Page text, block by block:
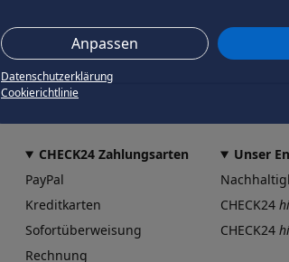
Anpassen
Datenschutzerklärung
Cookierichtlinie
CHECK24 Zahlungsarten
PayPal
Kreditkarten
Sofortüberweisung
Rechnung
Unser
CHECK24
CHECK24